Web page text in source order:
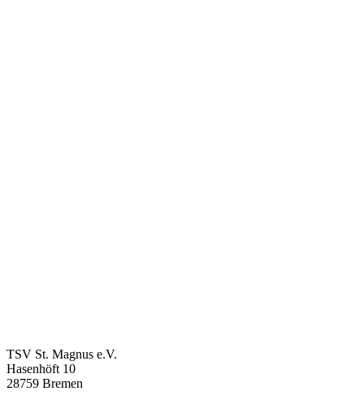
TSV St. Magnus e.V.
Hasenhöft 10
28759 Bremen